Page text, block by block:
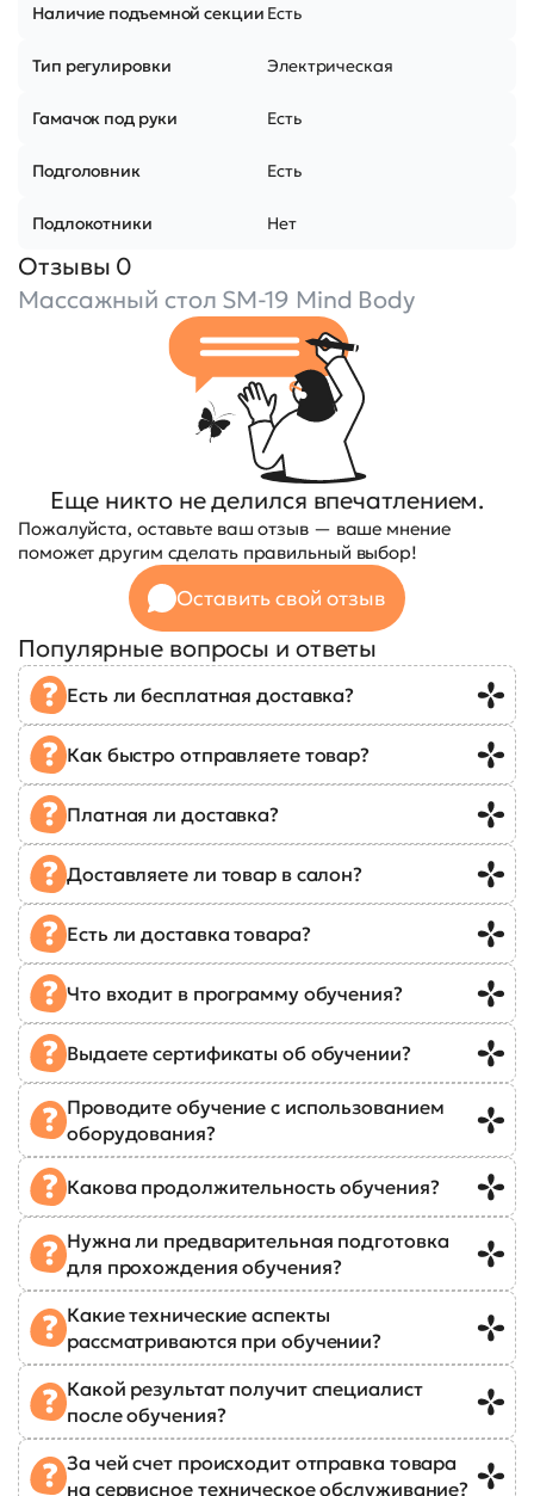
Наличие подъемной секции Есть
Тип регулировки Электрическая
Гамачок под руки Есть
Подголовник Есть
Подлокотники Нет
Отзывы 0
Массажный стол SM-19 Mind Body
Еще никто не делился впечатлением.
Пожалуйста, оставьте ваш отзыв — ваше мнение
поможет другим сделать правильный выбор!
Оставить свой отзыв
Популярные вопросы и ответы
Есть ли бесплатная доставка?
Как быстро отправляете товар?
Платная ли доставка?
Доставляете ли товар в салон?
Есть ли доставка товара?
Что входит в программу обучения?
Выдаете сертификаты об обучении?
Проводите обучение с использованием
оборудования?
Какова продолжительность обучения?
Нужна ли предварительная подготовка
для прохождения обучения?
Какие технические аспекты
рассматриваются при обучении?
Какой результат получит специалист
после обучения?
За чей счет происходит отправка товара
на сервисное техническое обслуживание?